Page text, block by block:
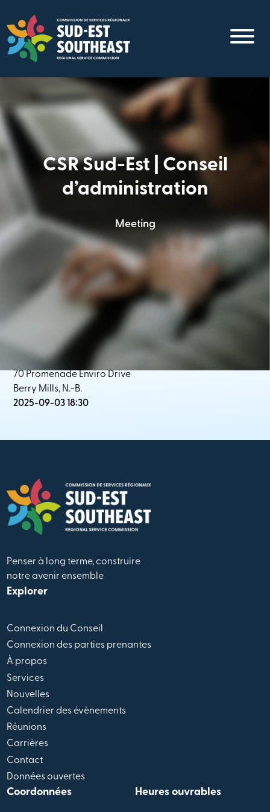
contenu
principal
CSR Sud-Est | Conseil
d’administration
Meeting
70 Promenade Enviro Drive
Berry Mills, N.-B.
2025-09-03 18:30
Penser à long terme, construire
notre avenir ensemble
Explorer
Connexion du Conseil
Connexion des parties prenantes
À propos
Services
Nouvelles
Calendrier des évènements
Réunions
Carrières
Contact
Données ouvertes
Coordonnées Heures ouvrables